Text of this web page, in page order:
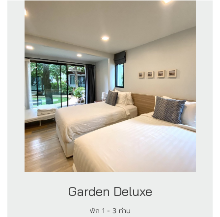
Garden Deluxe
พัก 1 - 3 ท่าน